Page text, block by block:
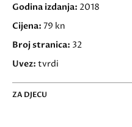
Godina izdanja: 2018
Cijena: 79 kn
Broj stranica: 32
Uvez: tvrdi
ZA DJECU